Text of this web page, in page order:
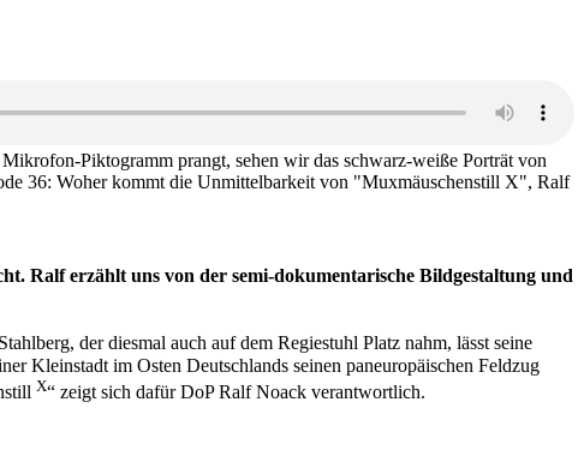
Ralf erzählt uns von der semi-dokumentarische Bildgestaltung und
der diesmal auch auf dem Regiestuhl Platz nahm, lässt seine
Kleinstadt im Osten Deutschlands seinen paneuropäischen Feldzug
X“ zeigt sich dafür DoP Ralf Noack verantwortlich.